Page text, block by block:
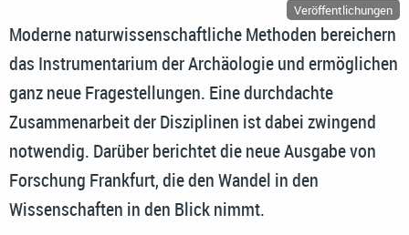
Veröffentlichungen
Moderne naturwissenschaftliche Methoden bereichern
das Instrumentarium der Archäologie und ermöglichen
ganz neue Fragestellungen. Eine durchdachte
Zusammenarbeit der Disziplinen ist dabei zwingend
notwendig. Darüber berichtet die neue Ausgabe von
Forschung Frankfurt, die den Wandel in den
Wissenschaften in den Blick nimmt.